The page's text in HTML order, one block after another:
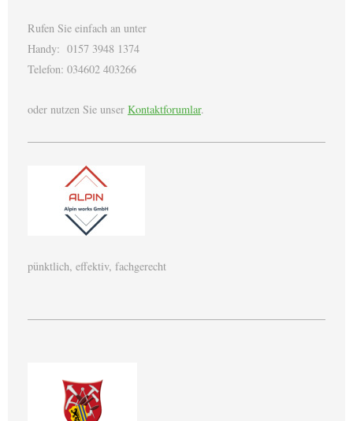
Rufen Sie einfach an unter
Handy: 0157 3948 1374
Telefon: 034602 403266
oder nutzen Sie unser Kontaktforumlar.
pünktlich, effektiv, fachgerecht